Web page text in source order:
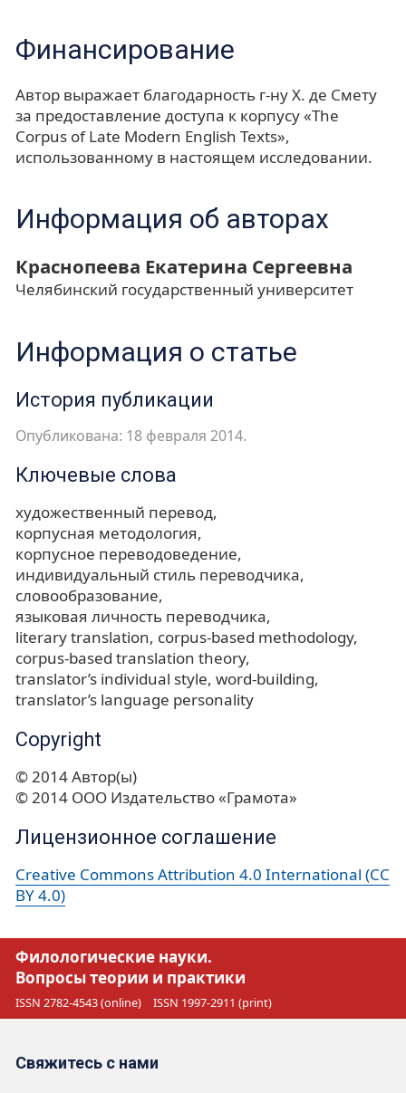
Финансирование
Автор выражает благодарность г-ну Х. де Смету
за предоставление доступа к корпусу «The
Corpus of Late Modern English Texts»,
использованному в настоящем исследовании.
Информация об авторах
Краснопеева Екатерина Сергеевна
Челябинский государственный университет
Информация о статье
История публикации
Опубликована: 18 февраля 2014.
Ключевые слова
художественный перевод
корпусная методология
корпусное переводоведение
индивидуальный стиль переводчика
словообразование
языковая личность переводчика
literary translation corpus-based methodology
corpus-based translation theory
translator’s individual style word-building
translator’s language personality
Copyright
© 2014 Автор(ы)
© 2014 ООО Издательство «Грамота»
Лицензионное соглашение
Creative Commons Attribution 4.0 International (CC
BY 4.0)
Филологические науки.
Вопросы теории и практики
ISSN 2782-4543 (online) ISSN 1997-2911 (print)
Свяжитесь с нами